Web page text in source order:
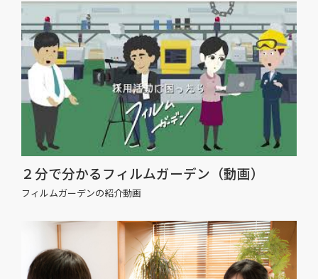
２分で分かるフィルムガーデン（動画）
フィルムガーデンの紹介動画